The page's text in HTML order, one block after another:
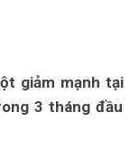
giảm mạnh tại
3 tháng đầu